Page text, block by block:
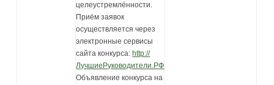
целеустремлённости.
Приём заявок
осуществляется через
электронные сервисы
сайта конкурса: http://
ЛучшиеРуководители.РФ
Объявление конкурса на